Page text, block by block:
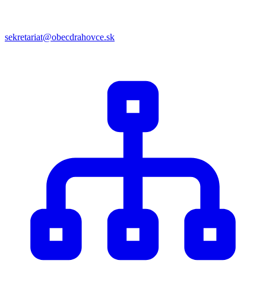
sekretariat@obecdrahovce.sk